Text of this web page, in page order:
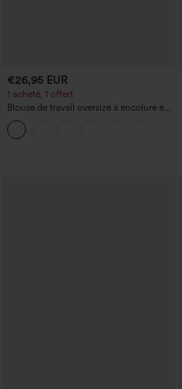
€26,95 EUR
1 acheté, 1 offert
Blouse de travail oversize à encolure en
V, manches courtes, en tissu
anti‑froissage